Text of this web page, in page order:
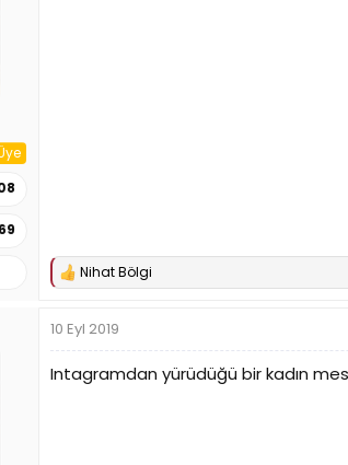
T
k
i
l
e
Nihat Bölgi
10 Eyl 2019
Intagramdan yürüdüğü bir kadın